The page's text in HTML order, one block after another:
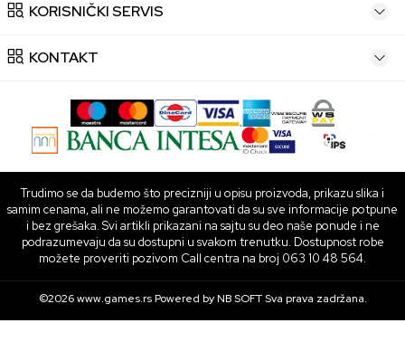
KORISNIČKI SERVIS
KONTAKT
Trudimo se da budemo što precizniji u opisu proizvoda, prikazu slika i
samim cenama, ali ne možemo garantovati da su sve informacije potpune
i bez grešaka. Svi artikli prikazani na sajtu su deo naše ponude i ne
podrazumevaju da su dostupni u svakom trenutku. Dostupnost robe
možete proveriti pozivom Call centra na broj 063 10 48 564.
©2026www.games.rs Powered byNB SOFTSva prava zadržana.